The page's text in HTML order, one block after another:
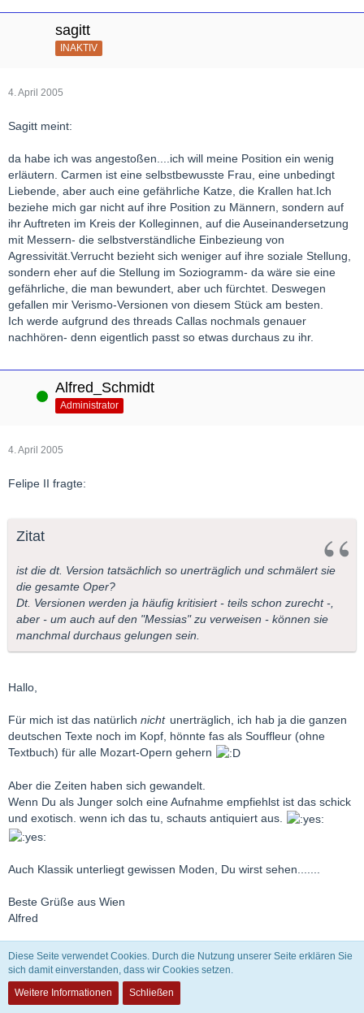
sagitt
INAKTIV
4. April 2005
Sagitt meint:
da habe ich was angestoßen....ich will meine Position ein wenig
erläutern. Carmen ist eine selbstbewusste Frau, eine unbedingt
Liebende, aber auch eine gefährliche Katze, die Krallen hat.Ich
beziehe mich gar nicht auf ihre Position zu Männern, sondern auf
ihr Auftreten im Kreis der Kolleginnen, auf die Auseinandersetzung
mit Messern- die selbstverständliche Einbezieung von
Agressivität.Verrucht bezieht sich weniger auf ihre soziale Stellung,
sondern eher auf die Stellung im Soziogramm- da wäre sie eine
gefährliche, die man bewundert, aber uch fürchtet. Deswegen
gefallen mir Verismo-Versionen von diesem Stück am besten.
Ich werde aufgrund des threads Callas nochmals genauer
nachhören- denn eigentlich passt so etwas durchaus zu ihr.
Online Alfred_Schmidt
Administrator
4. April 2005
Felipe II fragte:
Zitat
ist die dt. Version tatsächlich so unerträglich und schmälert sie
die gesamte Oper?
Dt. Versionen werden ja häufig kritisiert - teils schon zurecht -,
aber - um auch auf den "Messias" zu verweisen - können sie
manchmal durchaus gelungen sein.
Hallo,
Für mich ist das natürlich nicht unerträglich, ich hab ja die ganzen
deutschen Texte noch im Kopf, hönnte fas als Souffleur (ohne
Textbuch) für alle Mozart-Opern gehern
Aber die Zeiten haben sich gewandelt.
Wenn Du als Junger solch eine Aufnahme empfiehlst ist das schick
und exotisch. wenn ich das tu, schauts antiquiert aus.
Auch Klassik unterliegt gewissen Moden, Du wirst sehen.......
Beste Grüße aus Wien
Alfred
Theophilus
Diese Seite verwendet Cookies. Durch die Nutzung unserer Seite erklären Sie
sich damit einverstanden, dass wir Cookies setzen.
Weitere Informationen
Schließen